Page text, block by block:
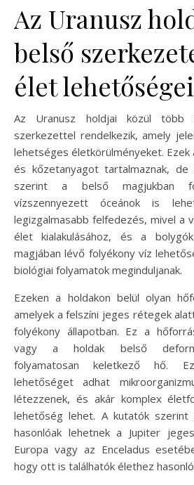
Az Uranusz
belső
élet lehetőségei
Az Uranusz holdjai közül több
szerkezettel rendelkezik, amely
lehetséges életkörülményeket. Ezek
és kőzetanyagot tartalmaznak, de
szerint a belső magjukban
vízszennyezett óceánok is
legizgalmasabb felfedezés, mivel a
élet kialakulásához, és a
magjában lévő folyékony víz
biológiai folyamatok meginduljanak.
Ezeken a holdakon belül olyan
amelyek a felszíni jeges rétegek
folyékony állapotban. Ez a
vagy a holdak belső
folyamatosan keletkező hő.
lehetőséget adhat
létezzenek, és akár komplex
lehetőség lehet. A kutatók szerint
hasonlóak lehetnek a Jupiter
Europa vagy az Enceladus
hogy ott is találhatók élethez